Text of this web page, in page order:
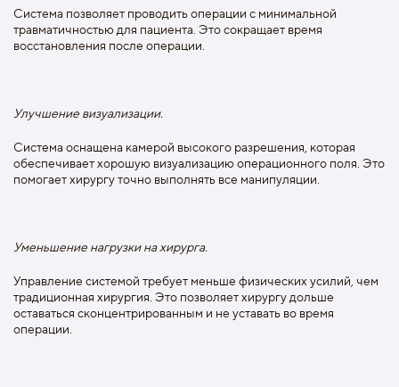
Система позволяет проводить операции с минимальной
травматичностью для пациента. Это сокращает время
восстановления после операции.
Улучшение визуализации.
Система оснащена камерой высокого разрешения, которая
обеспечивает хорошую визуализацию операционного поля. Это
помогает хирургу точно выполнять все манипуляции.
Уменьшение нагрузки на хирурга.
Управление системой требует меньше физических усилий, чем
традиционная хирургия. Это позволяет хирургу дольше
оставаться сконцентрированным и не уставать во время
операции.